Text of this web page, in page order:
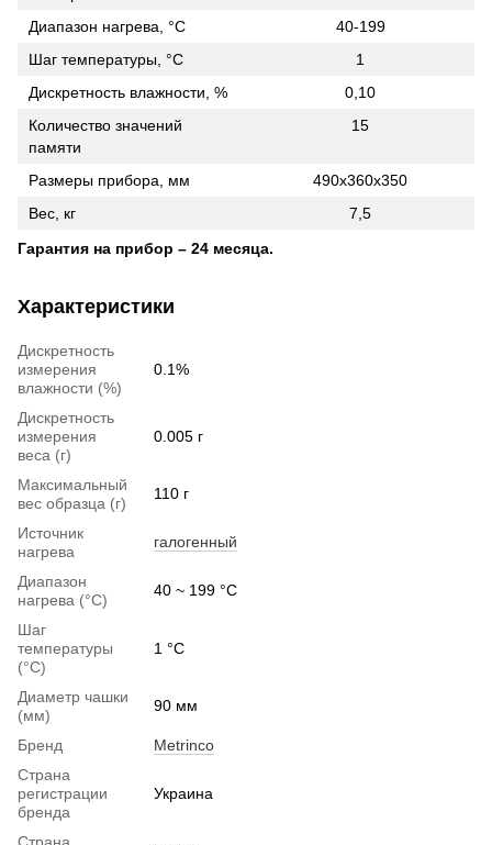
Диапазон нагрева, °C
40-199
Шаг температуры, °C
1
Дискретность влажности, %
0,10
Количество значений
памяти
15
Размеры прибора, мм
490x360x350
Вес, кг
7,5
Гарантия на прибор – 24 месяца.
Характеристики
Дискретность
измерения
влажности (%)
0.1%
Дискретность
измерения
веса (г)
0.005 г
Максимальный
вес образца (г)
110 г
Источник
нагрева
галогенный
Диапазон
нагрева (°C)
40 ~ 199 °C
Шаг
температуры
(°C)
1 °C
Диаметр чашки
(мм)
90 мм
Бренд
Metrinco
Страна
регистрации
бренда
Украина